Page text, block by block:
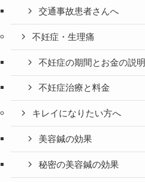
交通事故患者さんへ
不妊症・生理痛
不妊症の期間とお金の説明
不妊症治療と料金
キレイになりたい方へ
美容鍼の効果
秘密の美容鍼の効果